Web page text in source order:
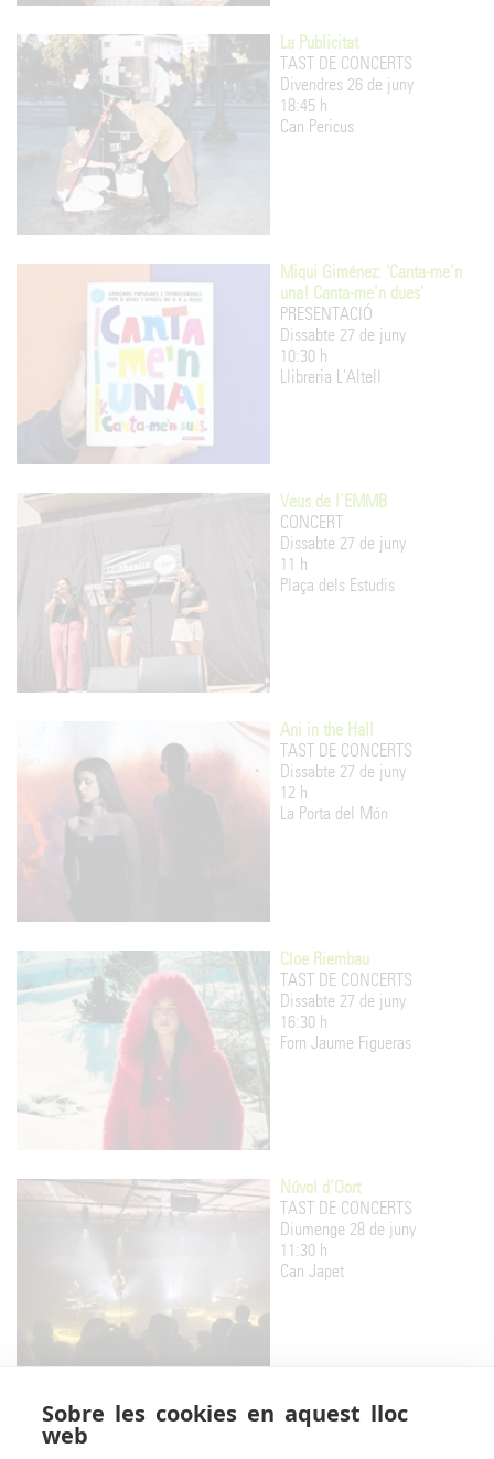
La Publicitat
TAST DE CONCERTS
Divendres 26 de juny
18:45 h
Can Pericus
Miqui Giménez: 'Canta-me’n
una! Canta-me’n dues'
PRESENTACIÓ
Dissabte 27 de juny
10:30 h
Llibreria L'Altell
Veus de l’EMMB
CONCERT
Dissabte 27 de juny
11 h
Plaça dels Estudis
Ani in the Hall
TAST DE CONCERTS
Dissabte 27 de juny
12 h
La Porta del Món
Cloe Riembau
TAST DE CONCERTS
Dissabte 27 de juny
16:30 h
Forn Jaume Figueras
Núvol d’Oort
TAST DE CONCERTS
Diumenge 28 de juny
11:30 h
Can Japet
Los Sáez
Sobre les cookies en aquest lloc
web